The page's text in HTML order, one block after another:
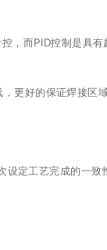
，而PID控制是具有
更好的保证焊接区
设定工艺完成的一致